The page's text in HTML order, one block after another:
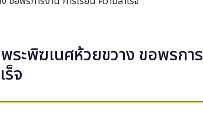
ระพิฆเนศห้วยขวาง ขอพรการ
ร็จ